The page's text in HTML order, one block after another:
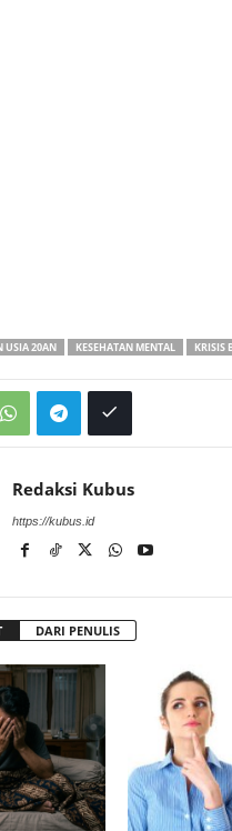
USIA 20AN KESEHATAN MENTAL KRISIS
Redaksi Kubus
https://kubus.id
DARI PENULIS